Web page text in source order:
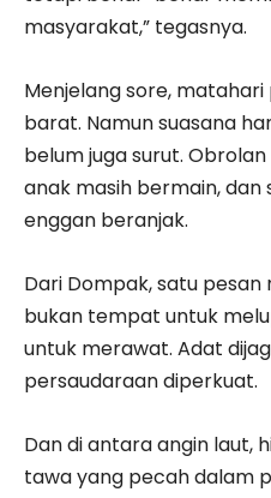
masyarakat,” tegasnya.
Menjelang sore,
barat. Namun suasana
belum juga surut.
anak masih bermain,
enggan beranjak.
Dari Dompak, satu
bukan tempat untuk
untuk merawat. Adat
persaudaraan diperkuat.
Dan di antara angin laut,
tawa yang pecah dalam